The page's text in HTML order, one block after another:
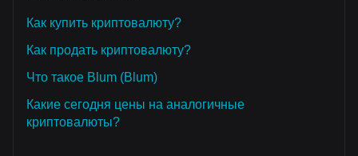
Long-term Investors
$0.0050, структурная целостность на долгосрочную
Trends Summary
Market Insights
С краткосрочной точки зрения, Blum демонстрировал
Диапазонное
Как купить криптовалюту?
Как продать криптовалюту?
Что такое Blum (Blum)
Какие сегодня цены на аналогичные
криптовалюты?